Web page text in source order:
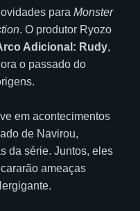
para Monster
. O produtor Ryozo
Adicional: Rudy,
o passado do
em acontecimentos
de Navirou,
da série. Juntos, eles
ameaças